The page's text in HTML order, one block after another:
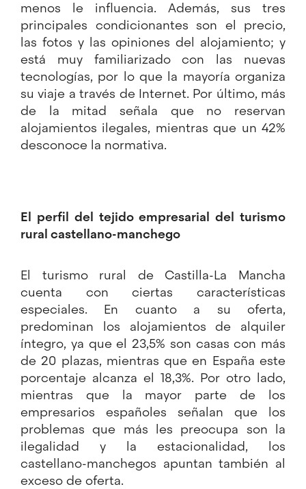
menos le influencia. Además, sus tres
principales condicionantes son el precio,
las fotos y las opiniones del alojamiento; y
está muy familiarizado con las nuevas
tecnologías, por lo que la mayoría organiza
su viaje a través de Internet. Por último, más
de la mitad señala que no reservan
alojamientos ilegales, mientras que un 42%
desconoce la normativa.
El perfil del tejido empresarial del turismo
rural castellano-manchego
El turismo rural de Castilla-La Mancha
cuenta con ciertas características
especiales. En cuanto a su oferta,
predominan los alojamientos de alquiler
íntegro, ya que el 23,5% son casas con más
de 20 plazas, mientras que en España este
porcentaje alcanza el 18,3%. Por otro lado,
mientras que la mayor parte de los
empresarios españoles señalan que los
problemas que más les preocupa son la
ilegalidad y la estacionalidad, los
castellano-manchegos apuntan también al
exceso de oferta.